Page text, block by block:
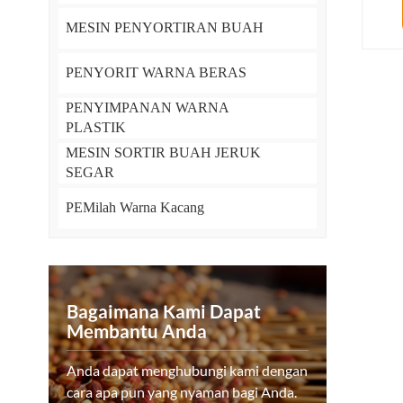
MESIN PENYORTIRAN BUAH
PENYORIT WARNA BERAS
PENYIMPANAN WARNA
PLASTIK
MESIN SORTIR BUAH JERUK
SEGAR
PEMilah Warna Kacang
Bagaimana Kami Dapat
Membantu Anda
Anda dapat menghubungi kami dengan
cara apa pun yang nyaman bagi Anda.